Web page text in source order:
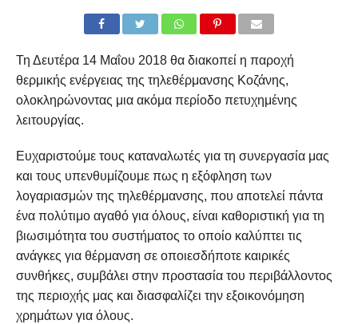
Τη Δευτέρα 14 Μαΐου 2018 θα διακοπεί η παροχή
θερμικής ενέργειας της τηλεθέρμανσης Κοζάνης,
ολοκληρώνοντας μια ακόμα περίοδο πετυχημένης
λειτουργίας.
Ευχαριστούμε τους καταναλωτές για τη συνεργασία μας
και τους υπενθυμίζουμε πως η εξόφληση των
λογαριασμών της τηλεθέρμανσης, που αποτελεί πάντα
ένα πολύτιμο αγαθό για όλους, είναι καθοριστική για τη
βιωσιμότητα του συστήματος το οποίο καλύπτει τις
ανάγκες για θέρμανση σε οποιεσδήποτε καιρικές
συνθήκες, συμβάλει στην προστασία του περιβάλλοντος
της περιοχής μας και διασφαλίζει την εξοικονόμηση
χρημάτων για όλους.